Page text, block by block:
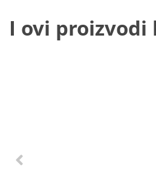
I ovi proizvodi